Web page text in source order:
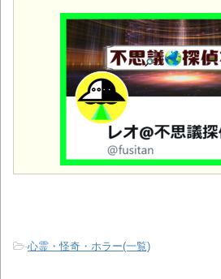
-心霊・怪奇・ホラー(一覧)